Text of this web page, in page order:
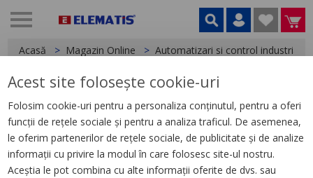
Acasă Magazin Online Automatizari si control industrial
< Relee
Releu de Timp Nfc, 0.1 S, 999 H,
24, 240 V Ac/Dc, 2 Co
Acest site folosește cookie-uri
Folosim cookie-uri pentru a personaliza conținutul, pentru a oferi
funcții de rețele sociale și pentru a analiza traficul. De asemenea,
le oferim partenerilor de rețele sociale, de publicitate și de analize
informații cu privire la modul în care folosesc site-ul nostru.
Aceștia le pot combina cu alte informații oferite de dvs. sau